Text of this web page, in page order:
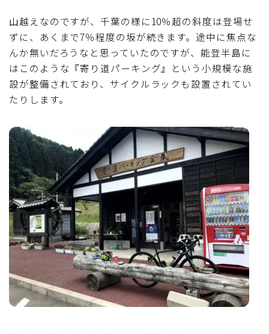
山越えなのですが、千葉の様に10％超の斜度は登場せ
ずに、あくまで7％程度の坂が続きます。途中に焦点な
んか無いだろうなと思っていたのですが、能登半島に
はこのような『寄り道パーキング』という小規模な施
設が整備されており、サイクルラックも設置されてい
たりします。